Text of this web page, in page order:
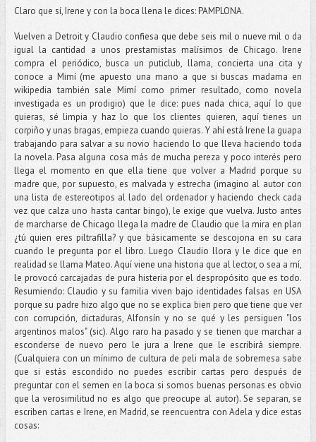
Claro que sí, Irene y con la boca llena le dices: PAMPLONA.
Vuelven a Detroit y Claudio confiesa que debe seis mil o nueve mil o da
igual la cantidad a unos prestamistas malísimos de Chicago. Irene
compra el periódico, busca un puticlub, llama, concierta una cita y
conoce a Mimí (me apuesto una mano a que si buscas madama en
wikipedia también sale Mimí como primer resultado, como novela
investigada es un prodigio) que le dice: pues nada chica, aquí lo que
quieras, sé limpia y haz lo que los clientes quieren, aquí tienes un
corpiño y unas bragas, empieza cuando quieras. Y ahí está Irene la guapa
trabajando para salvar a su novio haciendo lo que lleva haciendo toda
la novela. Pasa alguna cosa más de mucha pereza y poco interés pero
llega el momento en que ella tiene que volver a Madrid porque su
madre que, por supuesto, es malvada y estrecha (imagino al autor con
una lista de estereotipos al lado del ordenador y haciendo check cada
vez que calza uno hasta cantar bingo), le exige que vuelva. Justo antes
de marcharse de Chicago llega la madre de Claudio que la mira en plan
¿tú quien eres piltrafilla? y que básicamente se descojona en su cara
cuando le pregunta por el libro. Luego Claudio llora y le dice que en
realidad se llama Mateo. Aquí viene una historia que al lector, o sea a mí,
le provocó carcajadas de pura histeria por el despropósito que es todo.
Resumiendo: Claudio y su familia viven bajo identidades falsas en USA
porque su padre hizo algo que no se explica bien pero que tiene que ver
con corrupción, dictaduras, Alfonsín y no se qué y les persiguen "los
argentinos malos" (sic). Algo raro ha pasado y se tienen que marchar a
esconderse de nuevo pero le jura a Irene que le escribirá siempre.
(Cualquiera con un mínimo de cultura de peli mala de sobremesa sabe
que si estás escondido no puedes escribir cartas pero después de
preguntar con el semen en la boca si somos buenas personas es obvio
que la verosimilitud no es algo que preocupe al autor). Se separan, se
escriben cartas e Irene, en Madrid, se reencuentra con Adela y dice estas
cosas: